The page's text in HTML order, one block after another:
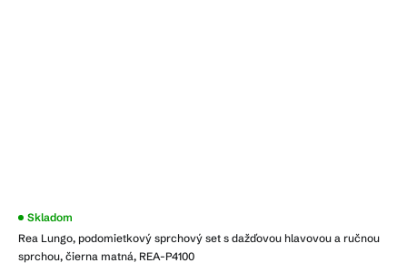
Rea Lungo, podomietkový sprchový set s dažďovou hlavovou a ručnou
sprchou, čierna matná, REA-P4100
Priemerné
produktu
je
Skladom